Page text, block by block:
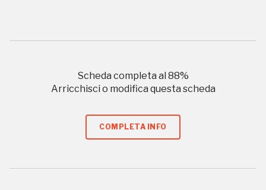
Scheda completa al 88%
Arricchisci o modifica questa scheda
COMPLETA INFO
I Luoghi del Cuore